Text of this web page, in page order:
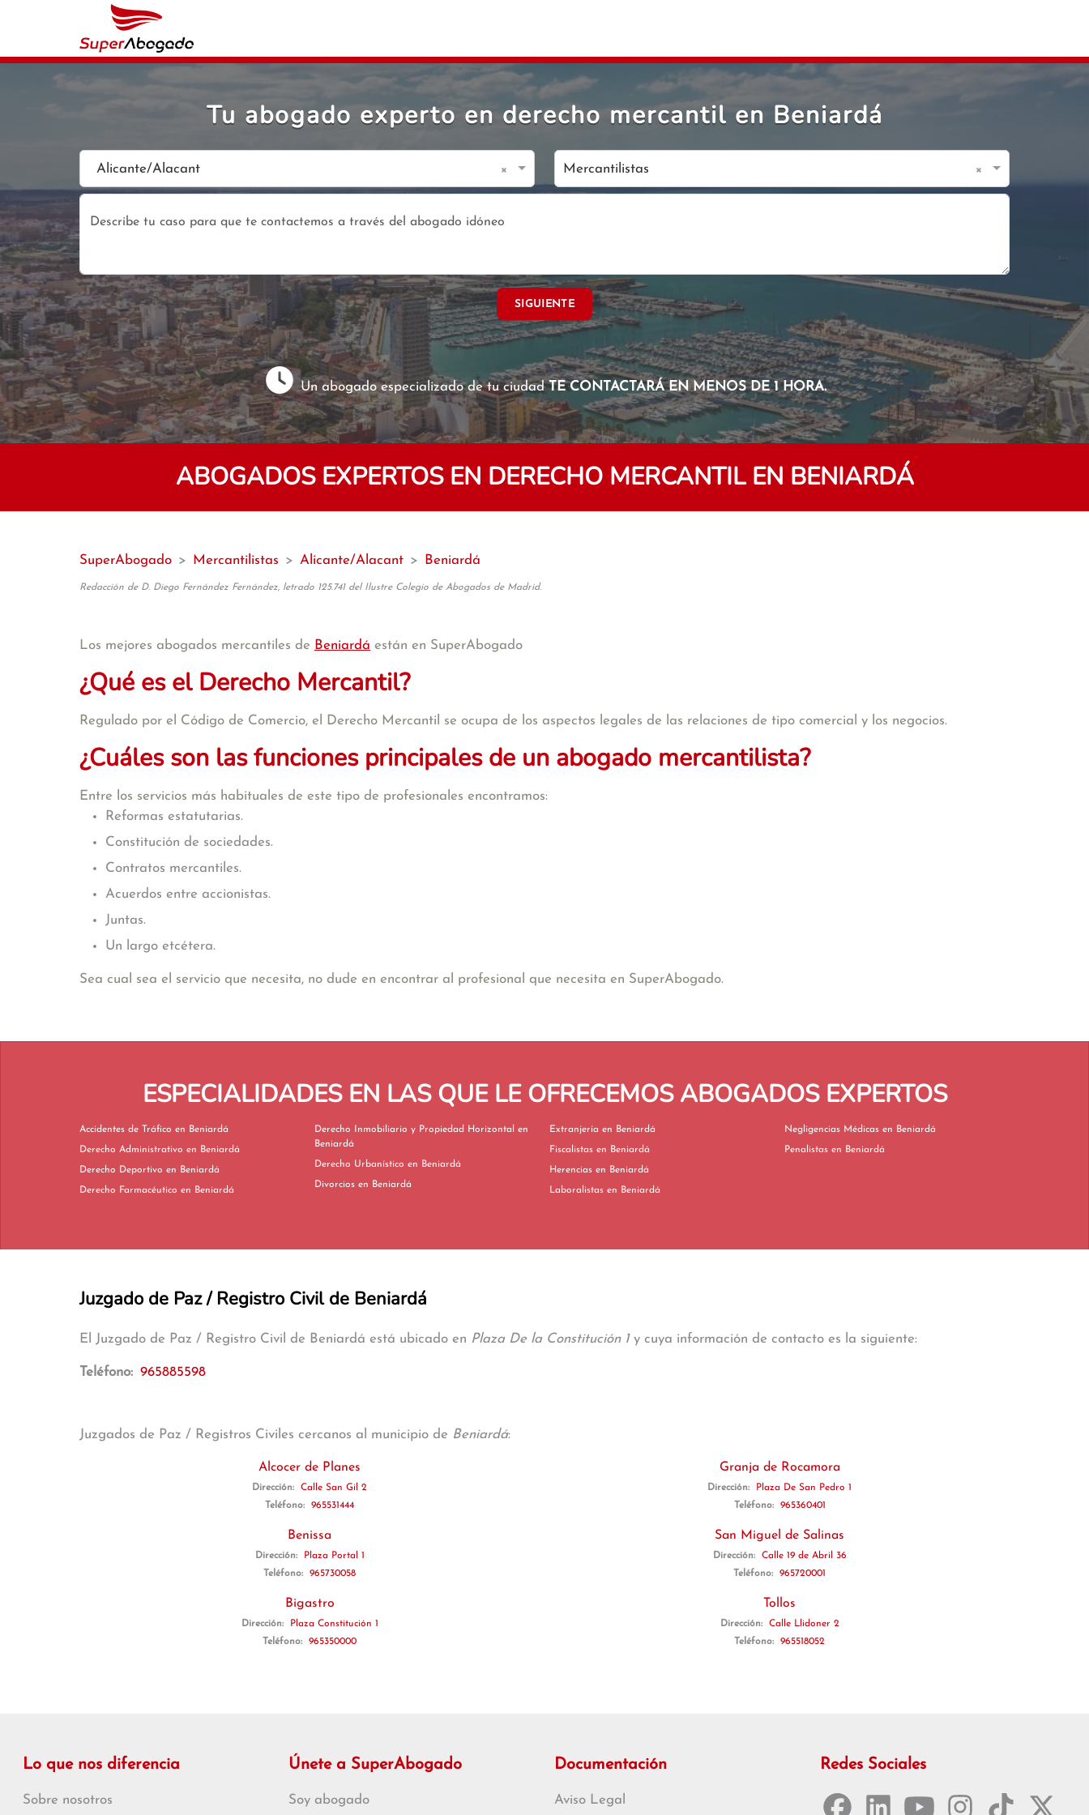
Tu abogado experto en derecho mercantil en Beniardá
Alicante/Alacant × Mercantilistas ×
SIGUIENTE
Un abogado especializado de tu ciudadTE CONTACTARÁ EN MENOS DE 1 HORA.
ABOGADOS EXPERTOS EN DERECHO MERCANTIL EN BENIARDÁ
SuperAbogado > Mercantilistas > Alicante/Alacant > Beniardá
Redacción de D. Diego Fernández Fernández, letrado 125.741 del Ilustre Colegio de Abogados de Madrid.
Los mejores abogados mercantiles de Beniardá están en SuperAbogado
¿Qué es el Derecho Mercantil?
Regulado por el Código de Comercio, el Derecho Mercantil se ocupa de los aspectos legales de las relaciones de tipo comercial y los negocios.
¿Cuáles son las funciones principales de un abogado mercantilista?
Entre los servicios más habituales de este tipo de profesionales encontramos:
Reformas estatutarias.
Constitución de sociedades.
Contratos mercantiles.
Acuerdos entre accionistas.
Juntas.
Un largo etcétera.
Sea cual sea el servicio que necesita, no dude en encontrar al profesional que necesita en SuperAbogado.
ESPECIALIDADES EN LAS QUE LE OFRECEMOS ABOGADOS EXPERTOS
Accidentes de Tráfico en Beniardá
Derecho Administrativo en Beniardá
Derecho Deportivo en Beniardá
Derecho Farmacéutico en Beniardá
Derecho Inmobiliario y Propiedad Horizontal en
Beniardá
Derecho Urbanístico en Beniardá
Divorcios en Beniardá
Extranjería en Beniardá
Fiscalistas en Beniardá
Herencias en Beniardá
Laboralistas en Beniardá
Negligencias Médicas en Beniardá
Penalistas en Beniardá
Juzgado de Paz / Registro Civil de Beniardá
El Juzgado de Paz / Registro Civil de Beniardá está ubicado en Plaza De la Constitución 1y cuya información de contacto es la siguiente:
Teléfono: 965885598
Juzgados de Paz / Registros Civiles cercanos al municipio de Beniardá:
Alcocer de Planes
Dirección:
Calle San Gil 2
Teléfono:
965531444
Benissa
Dirección:
Plaza Portal 1
Teléfono:
965730058
Bigastro
Dirección:
Plaza Constitución 1
Teléfono:
965350000
Granja de Rocamora
Dirección:
Plaza De San Pedro 1
Teléfono:
965360401
San Miguel de Salinas
Dirección:
Calle 19 de Abril 36
Teléfono:
965720001
Tollos
Dirección:
Calle Llidoner 2
Teléfono:
965518052
Lo que nos diferencia
Sobre nosotros
Únete a SuperAbogado
Soy abogado
Documentación
Aviso Legal
Redes Sociales